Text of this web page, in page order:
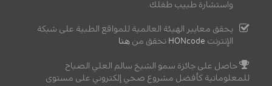
واستشارة طبيب طفلك.
يحقق معايير الهيئة العالمية للمواقع الطبية على شبكة
الإنترنت HONcode تحقق من هنا
حاصل على جائزة سمو الشيخ سالم العلي الصباح
للمعلوماتية كأفضل مشروع صحي إلكتروني على مستوى